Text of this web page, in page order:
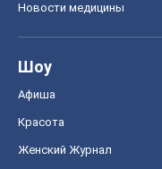
Новости медицины
Шоу
Афиша
Красота
Женский Журнал